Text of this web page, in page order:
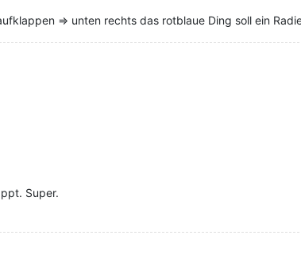
=> unten rechts das rotblaue Ding soll ein
Super.